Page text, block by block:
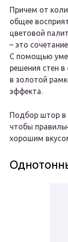
Причем от
общее
цветовой
– это
С помощью
решения стен
в золотой
эффекта.
Подбор штор в
чтобы
хорошим